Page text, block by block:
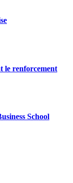
le renforcement
School